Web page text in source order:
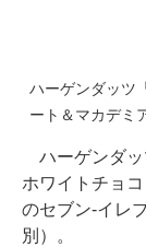
ハーゲンダッツ
ート＆マカデミ
ハーゲンダッ
ホワイトチョ
のセブン-イレ
別）。